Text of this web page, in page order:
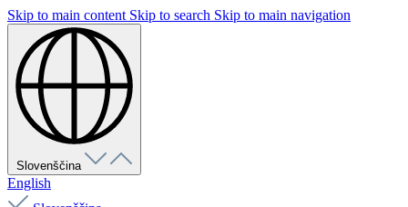
Skip to main content Skip to search Skip to main navigation
Slovenščina
English